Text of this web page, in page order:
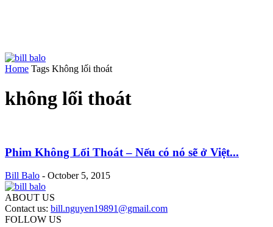
Home Tags Không lối thoát
không lối thoát
Phim Không Lối Thoát – Nếu có nó sẽ ở Việt...
Bill Balo - October 5, 2015
ABOUT US
Contact us: bill.nguyen19891@gmail.com
FOLLOW US